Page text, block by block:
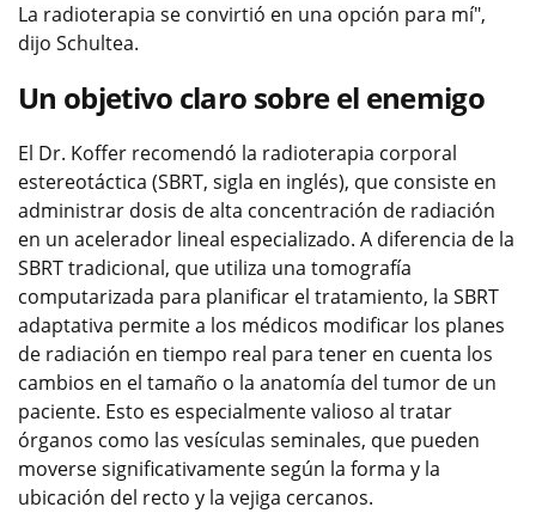
La radioterapia se convirtió en una opción para mí",
dijo Schultea.
Un objetivo claro sobre el enemigo
El Dr. Koffer recomendó la radioterapia corporal
estereotáctica (SBRT, sigla en inglés), que consiste en
administrar dosis de alta concentración de radiación
en un acelerador lineal especializado. A diferencia de la
SBRT tradicional, que utiliza una tomografía
computarizada para planificar el tratamiento, la SBRT
adaptativa permite a los médicos modificar los planes
de radiación en tiempo real para tener en cuenta los
cambios en el tamaño o la anatomía del tumor de un
paciente. Esto es especialmente valioso al tratar
órganos como las vesículas seminales, que pueden
moverse significativamente según la forma y la
ubicación del recto y la vejiga cercanos.